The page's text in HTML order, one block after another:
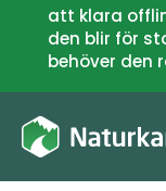
att klara
den blir för
behöver den